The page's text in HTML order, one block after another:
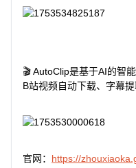
🎬 AutoClip是基于AI的智
B站视频自动下载、字幕
官网： https://